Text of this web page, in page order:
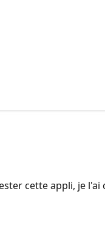
cette appli, je l'ai